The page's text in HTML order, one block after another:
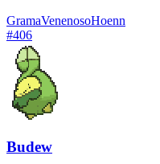
GramaVenenosoHoenn
#406
Budew